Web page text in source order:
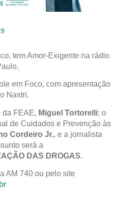
tem Amor-Exigente na rádio
em Foco, com apresentação
Nastri.
da FEAE, Miguel Tortorelli; o
de Cuidados e Prevenção às
Cordeiro Jr., e a jornalista
será a
DAS DROGAS.
AM 740 ou pelo site